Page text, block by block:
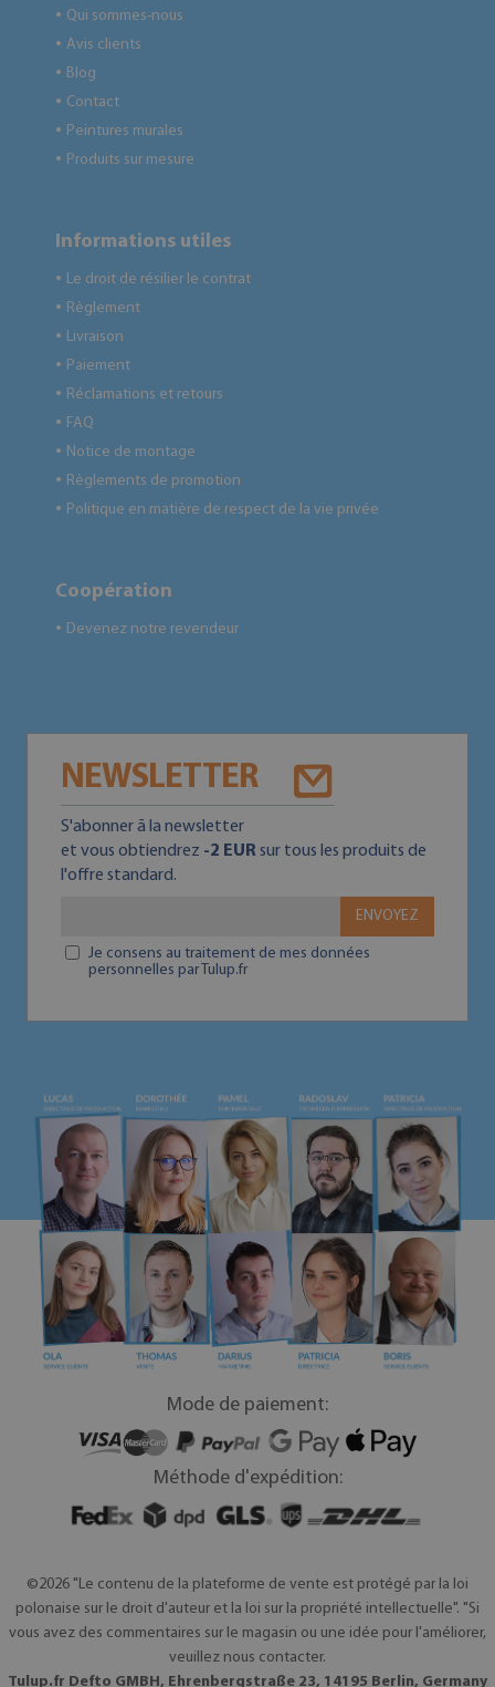
● Qui sommes-nous
● Avis clients
● Blog
● Contact
● Peintures murales
● Produits sur mesure
Informations utiles
● Le droit de résilier le contrat
● Règlement
● Livraison
● Paiement
● Réclamations et retours
● FAQ
● Notice de montage
● Règlements de promotion
● Politique en matière de respect de la vie privée
Coopération
● Devenez notre revendeur
NEWSLETTER
S'abonner ā la newsletter
et vous obtiendrez -2 EUR sur tous les produits de
l'offre standard.
ENVOYEZ
Je consens au traitement de mes données
personnelles par Tulup.fr
Mode de paiement:
Méthode d'expédition:
©2026 "Le contenu de la plateforme de vente est protégé par la loi
polonaise sur le droit d'auteur et la loi sur la propriété intellectuelle". "Si
vous avez des commentaires sur le magasin ou une idée pour l'améliorer,
veuillez nous contacter.
Tulup.fr Defto GMBH, Ehrenbergstraße 23, 14195 Berlin, Germany